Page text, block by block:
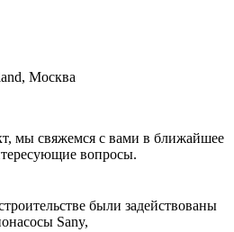
Москва
мы свяжемся с вами в ближайшее
вопросы.
были задействованы
Sany,